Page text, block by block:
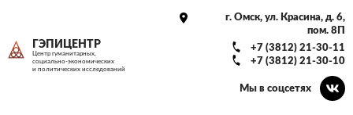
ГЭПИЦЕНТР
Центр гуманитарных,
социально-экономических
и политических исследований
г. Омск, ул. Красина, д. 6,
пом. 8П
+7 (3812) 21-30-11
+7 (3812) 21-30-10
Мы в соцсетях